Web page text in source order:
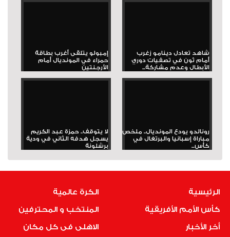
شاهد تعادل دينامو زغرب
أمام ثون في تصفيات دوري
الأبطال وعدم مشاركة...
إمبولو يتلقى أغرب بطاقة
حمراء في المونديال أمام
الأرجنتين
رونالدو يودع المونديال.. ملخص
مباراة إسبانيا والبرتغال في
كأس...
لا يتوقف.. حمزة عبد الكريم
يسجل هدفه الثاني في ودية
برشلونة
الرئيسية
كأس الأمم الأفريقية
أخر الأخبار
الكرة عالمية
المنتخب و المحترفين
الاهلى فى كل مكان